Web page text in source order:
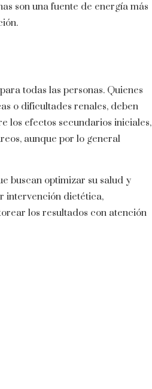
son una fuente de energía más
todas las personas. Quienes
o dificultades renales, deben
los efectos secundarios iniciales,
aunque por lo general
buscan optimizar su salud y
intervención dietética,
los resultados con atención